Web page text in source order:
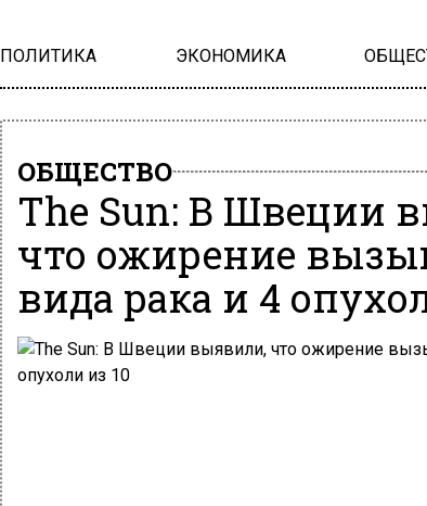
ПОЛИТИКА ЭКОНОМИКА
ОБЩЕСТВО
The Sun: В Швеции
что ожирение
вида рака и 4